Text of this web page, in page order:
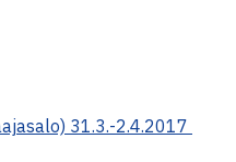
31.3.-2.4.2017